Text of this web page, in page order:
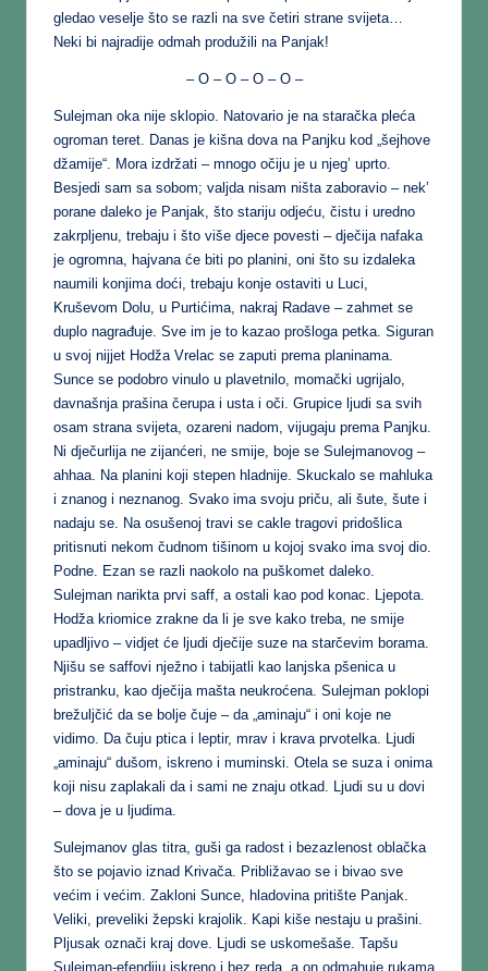
gledao veselje što se razli na sve četiri strane svijeta…
Neki bi najradije odmah produžili na Panjak!
– O – O – O – O –
Sulejman oka nije sklopio. Natovario je na staračka pleća
ogroman teret. Danas je kišna dova na Panjku kod „šejhove
džamije“. Mora izdržati – mnogo očiju je u njeg’ uprto.
Besjedi sam sa sobom; valjda nisam ništa zaboravio – nek’
porane daleko je Panjak, što stariju odjeću, čistu i uredno
zakrpljenu, trebaju i što više djece povesti – dječija nafaka
je ogromna, hajvana će biti po planini, oni što su izdaleka
naumili konjima doći, trebaju konje ostaviti u Luci,
Kruševom Dolu, u Purtićima, nakraj Radave – zahmet se
duplo nagrađuje. Sve im je to kazao prošloga petka. Siguran
u svoj nijjet Hodža Vrelac se zaputi prema planinama.
Sunce se podobro vinulo u plavetnilo, momački ugrijalo,
davnašnja prašina čerupa i usta i oči. Grupice ljudi sa svih
osam strana svijeta, ozareni nadom, vijugaju prema Panjku.
Ni dječurlija ne zijanćeri, ne smije, boje se Sulejmanovog –
ahhaa. Na planini koji stepen hladnije. Skuckalo se mahluka
i znanog i neznanog. Svako ima svoju priču, ali šute, šute i
nadaju se. Na osušenoj travi se cakle tragovi pridošlica
pritisnuti nekom čudnom tišinom u kojoj svako ima svoj dio.
Podne. Ezan se razli naokolo na puškomet daleko.
Sulejman narikta prvi saff, a ostali kao pod konac. Ljepota.
Hodža kriomice zrakne da li je sve kako treba, ne smije
upadljivo – vidjet će ljudi dječije suze na starčevim borama.
Njišu se saffovi nježno i tabijatli kao lanjska pšenica u
pristranku, kao dječija mašta neukroćena. Sulejman poklopi
brežuljčić da se bolje čuje – da „aminaju“ i oni koje ne
vidimo. Da čuju ptica i leptir, mrav i krava prvotelka. Ljudi
„aminaju“ dušom, iskreno i muminski. Otela se suza i onima
koji nisu zaplakali da i sami ne znaju otkad. Ljudi su u dovi
– dova je u ljudima.
Sulejmanov glas titra, guši ga radost i bezazlenost oblačka
što se pojavio iznad Krivača. Približavao se i bivao sve
većim i većim. Zakloni Sunce, hladovina pritište Panjak.
Veliki, preveliki žepski krajolik. Kapi kiše nestaju u prašini.
Pljusak označi kraj dove. Ljudi se uskomešaše. Tapšu
Sulejman-efendiju iskreno i bez reda, a on odmahuje rukama